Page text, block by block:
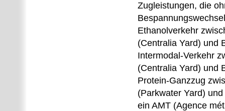
Zugleistungen, die
Ethanolverkehr
(Centralia Yard) und
Intermodal-Verkehr
(Centralia Yard) und
Protein-Ganzzug
(Parkwater Yard)
ein AMT (Agence